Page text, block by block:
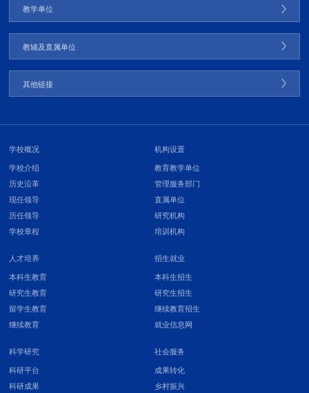
教学单位
教辅及直属单位
其他链接
学校概况
学校介绍
历史沿革
现任领导
历任领导
学校章程
机构设置
教育教学单位
管理服务部门
直属单位
研究机构
培训机构
人才培养
本科生教育
研究生教育
留学生教育
继续教育
招生就业
本科生招生
研究生招生
继续教育招生
就业信息网
科学研究
科研平台
科研成果
社会服务
成果转化
乡村振兴